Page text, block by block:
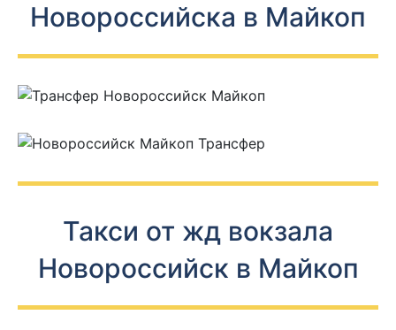
Новороссийска в Майкоп
Такси от жд вокзала
Новороссийск в Майкоп